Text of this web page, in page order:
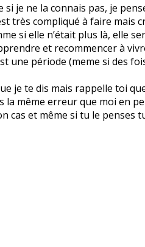
je ne la connais pas, je
très compliqué à faire mais
si elle n’était plus là, elle
et recommencer à
une période (meme si des
je te dis mais rappelle toi
même erreur que moi en
cas et même si tu le penses